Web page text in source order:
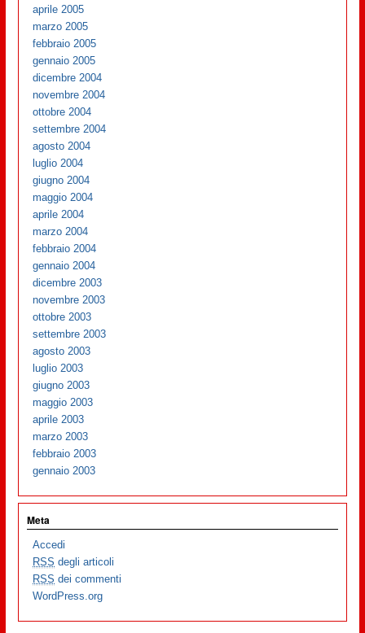
aprile 2005
marzo 2005
febbraio 2005
gennaio 2005
dicembre 2004
novembre 2004
ottobre 2004
settembre 2004
agosto 2004
luglio 2004
giugno 2004
maggio 2004
aprile 2004
marzo 2004
febbraio 2004
gennaio 2004
dicembre 2003
novembre 2003
ottobre 2003
settembre 2003
agosto 2003
luglio 2003
giugno 2003
maggio 2003
aprile 2003
marzo 2003
febbraio 2003
gennaio 2003
Meta
Accedi
RSS degli articoli
RSS dei commenti
WordPress.org